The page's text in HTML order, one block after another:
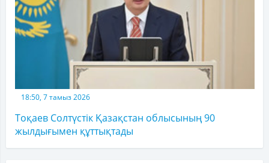
18:50, 7 тамыз 2026
Тоқаев Солтүстік Қазақстан облысының 90
жылдығымен құттықтады